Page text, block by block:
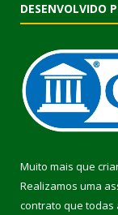
DESENVOLVIDO
Muito mais que
Realizamos uma
contrato que todas